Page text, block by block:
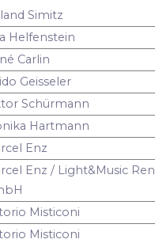
Simitz
Helfenstein
Carlin
Geisseler
Schürmann
Hartmann
Enz
Enz / Light&Music
Misticoni
Misticoni